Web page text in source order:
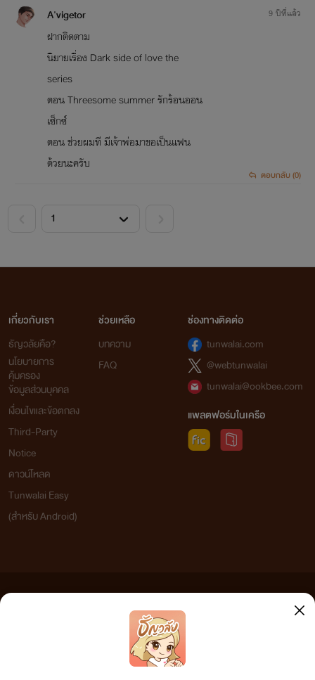
A'vigetor
ฝากติดตาม
นิยายเรื่อง Dark side of love the
series
ตอน Threesome summer รักร้อนออน
เซ็กซ์
ตอน ช่วยผมที มีเจ้าพ่อมาขอเป็นแฟน
ด้วยนะครับ
9 ปีที่แล้ว
ตอบกลับ (0)
เกี่ยวกับเรา
ธัญวลัยคือ?
นโยบายการ
คุ้มครอง
ข้อมูลส่วนบุคคล
เงื่อนไขและข้อตกลง
Third-Party
Notice
ดาวน์โหลด
Tunwalai Easy
(สำหรับ Android)
ช่วยเหลือ
บทความ
FAQ
ช่องทางติดต่อ
tunwalai.com
@webtunwalai
tunwalai@ookbee.com
แพลตฟอร์มในเครือ
เว็บไซต์แห่งนี้ไม่ได้เห็นด้วยและไม่ขอรับผิดชอบต่อข้อความใดๆ ทั้งสิ้น ดังนั้นผู้อ่านทุกท่านโปรดใช้
วิจารณญาณในการกลั่นกรองด้วยตนเอง และหากท่านพบข้อความใดๆ ที่ขัดต่อกฎหมายและศีลธรรม
กรุณาแจ้งมาที่ tunwalai@ookbee.com เพื่อทีมงานจะได้ดำเนินการในทันที ทั้งนี้ ทางเว็บไซต์ขอสงวน
ลิขสิทธิ์ตามพระราชบัญญัติลิขสิทธิ์ (ฉบับเพิ่มเติม) พ.ศ.2558